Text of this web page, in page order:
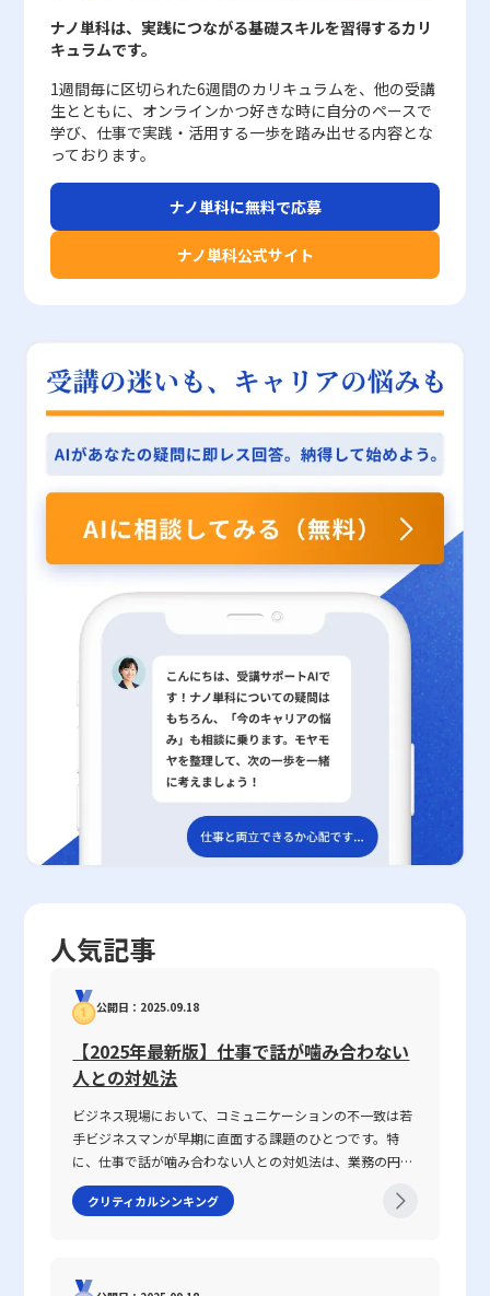
る位置を築いています。20代というキャリア初期の段階から、こ
のような体系的な手法を習得し実践することは、将来的な意思決定
力の向上や、組織全体の競争力強化に直結する重要なスキルとなる
でしょう。今後も業務環境や市場が急速に変動する中で、定量的か
つ論理的なアプローチはますます求められることから、デシジョン
ツリーの知識と技術の深化は、現代ビジネスマンにとって避けては
やCOUNTIF、COUNTIFS関数を通じた実践的な技法についても解説
し、視覚的にヒストグラムを生成するプロセスを紹介しました。
今後、ビジネスの現場において、ビッグデータやAI技術を駆使した
データ分析への需要がさらに高まる中、度数分布の理解とその活用
法は、データに基づく合理的な意思決定を支える重要なスキルとし
て位置付けられるでしょう。統計解析の基本となる度数分布の知識
ング戦略の策定、さらには製品開発におけるターゲット層の明確化
にも大きな影響を与えます。したがって、若手ビジネスマンがこの
スキルを早期に習得することは、将来的なキャリア形成や企業の競
争力向上に直結するものといえるでしょう。 以上のように、度数
業務の効率化や精緻なマーケティング戦略の構築を促進できること
り、今後のキャリアにおいて大きな武器となるはずです。 本記事
的な意思決定を行う上での一助となることを願っています。度数分
布の理論と実務的な作成方法を正確に理解し、将来的なビジネスシ
ーンでの活躍にぜひお役立てください。
強みです。また、システムの自動監視機能により、管理者は日々の
運用負荷を大幅に軽減でき、結果としてサーバーリソースの有効活
用にもつながります。 企業ネットワークにおいては、セキュリテ
ィレピュテーションを用いることで、次のような具体的なメリット
が得られます。まず第一に、広範なセキュリティ脅威に対して、リ
アルタイムで信頼性の低い通信を排除できるため、システム全体の
とで、日々のセキュリティ更新や手動チェックの必要性が大幅に削
減され、人的リソースの最適化が図られます。第三に、不要なトラ
フィックが削減される結果、サーバー負荷が低減され、サービスの
安定運用が実現されます。これらのメリットにより、企業はセキュ
テーションは過去のデータや実績に依存して評価が行われるため、
め、システム間での評価方法にばらつきが生じる場合もあります。
が低下するリスクも存在するため、常に個別の環境や状況に応じた
運用が求められます。 さらに、レピュテーションだけに依存する
セキュリティ対策は、万能ではなく、多層的なセキュリティアプロ
ーチとの併用が重要となります。具体的には、OSやシステムの定
期的な更新、Web無害化による悪意あるスクリプトの無効化、強
固なパスワード管理や多要素認証の実装、そして信頼性の高いセキ
ュリティ対策ソフトの導入などが挙げられます。これらの対策とレ
ピュテーションを組み合わせることで、より包括的かつ堅牢なセキ
ュリティ体制が構築され、万全のリスク管理が可能になるのです。
例えば、テレワークやリモートワークの普及に伴い、企業内部から
の情報漏洩や不正アクセスなど、新たなリスクへの対応も急務とな
っています。このような環境下では、単一の対策だけではなく、複
数のセキュリティソリューションを統合した運用が求められ、レピ
ュテーションはその一翼を担うものとして位置付けられています。
近年のサイバー攻撃の多様化や巧妙化を鑑みると、レピュテーショ
ンの自動監視機能が持つ有用性はさらに高まっていると言えるでし
ょう。 他のセキュリティ対策との連携と実践例 レピュテーション
リティパッチの適用を徹底することが第一歩です。また、Web無害
ことも非常に重要です。さらに、パスワード管理の徹底や多要素認
証の導入は、アカウントの不正アクセスを防ぐ上で必須の対策と考
えられます。 まとめ セキュリティ分野のレピュテーションは、企
業や個人が情報資産を保護するための強力なツールとして、ますま
す注目されています。本記事では、レピュテーションの基本概念、
具体的な仕組み、評価基準、さらにはドメイン、IP、Webといった
多角的な視点からの評価方法について解説しました。同時に、レピ
ュテーションの利用によって得られる幅広いセキュリティ強化効
果、運用負荷の軽減、ならびにサーバーリソースの最適化など、そ
のメリットにも触れました。一方で、最新の脅威に対する即時性
ことはない」との認識を持つことは、深刻な先延ばし癖の低減と密
接に関連していますが、単に楽観的に考えるだけでは十分な対策と
はなりません。まず、実務や学問においては、楽観的な認知と現実
的な状況判断とのバランスを保つことが求められます。過度な楽観
主義は、リスクや問題の先送り、さらには計画不全といった逆効果
を招く可能性があるため、現状認識と未来予測に基づく合理的な意
しては先延ばし癖との有意な関係が見られなかったため、幸福感そ
のものの増大だけでは先延ばし行動を改善するには不十分であるこ
とが示唆されています。つまり、未来に希望を抱くことは重要です
が、その実現のためには具体的な行動計画の策定や、現実的なスト
るには限界があることも留意すべきです。加えて、先延ばし行動の
み依存することは避け、複数の観点からのアプローチが今後の研究
する適切な期待感を醸成するための研修プログラムやキャリアカウ
ンセリングの充実が有用であり、個人が自らの時間観を再評価する
機会を提供することも、先延ばし行動の改善に向けた重要な取り組
みとなるでしょう。 まとめ 今回の研究は、先延ばし癖という現代
人が直面する重大な課題に対して、未来に対する楽観的な認識が如
何に効果的に機能するかという視点を提供しました。新たな指標で
ある「時系列的ストレス観」と「時系列的幸福観」を活用すること
で、過去から未来にかけての感情の変化を定量的に把握し、特に未
来に対する希望や楽観的思考が深刻な先延ばし行動を抑制する効果
を持つことが実証されました。この成果は、個々人が自己管理能力
を向上させ、より有意義な行動を選択する上での理論的根拠となる
と同時に、ビジネス分野や教育分野における実践的なアプローチの
構築にも寄与するものです。ただし、楽観的な未来認識を促すにあ
たっては、現実のリスクや課題を見据える姿勢とのバランスが必要
であり、十分なサポート体制の整備や多角的なアプローチが求めら
れます。今後は、現場における具体的な介入策の開発や個々人の時
間観を改善するためのプログラムの導入が、先延ばし行動のさらな
研究成果はいかなるビジネスパーソンにとっても貴重な示唆を与え
ョット目標9で示される「2050年までに精神的に豊かで躍動的な社
会を実現する」という長期ビジョンにおいても重要な一石を投じる
ものであり、今後の研究および実務においても継続的な検討と発展
が期待されます。
されるため、業務過程での努力や工夫、社員個々の成長過程が評価
に反映されにくく、場合によっては過度な成果主義やノルマ意識を
助長する恐れがあります。また、単なる数字だけでは状況の背景や
プロセスが把握できないため、評価結果に対して社員から不満やス
トレスが生じるケースも少なくありません。したがって、定量的評
価を導入する際には、達成数値を明確に設定すると同時に、業務全
必要があります。 定性的評価の特徴とそのメリット・デメリット
定性的評価は、数値では示しきれない多様な側面を捉えるために採
用される方法であり、特に人材マネジメントの分野においてその有
用性が高く評価されています。例えば、コミュニケーション能力、
リーダーシップ、企業理念への適合性など、明確な数値で測定する
ンといった質的側面を包括的に評価できること ・プロセスや行
動、意欲など、業績に至るまでの過程を評価することで、今後の課
題や改善点が見えてくること ・顧客の声や市場の反応など、フィ
ードバックから新たな戦略やサービス改善に結びつけることができ
る点 一方で、定性的評価には評価者の主観が大きく影響しやすい
というデメリットもあります。基準が明確でないために、評価基準
の統一や評価者間の認識の乖離が起こりやすく、結果として評価の
公平性に疑問が生じることがあります。また、どの程度の「質」が
高いと評価するか、具体的な数値化が困難な要素については、評価
の基準や尺度の設定が不十分な場合、社員間の納得感を得ることが
難しくなる可能性があります。こうした問題に対しては、多面的な
評価制度の導入や評価者間での認識統一を図るための教育・研修が
求められます。 定量的・定性的評価の使い分けと実践的活用法 ビ
ジネス現場では、定量的評価と定性的評価の双方をバランスよく活
用することが求められます。例えば、目標設定の段階では、具体的
な売上金額や契約件数などの定量目標を設定し、その達成度を数値
化することで、業務の進捗や成果を明確に把握することができま
す。これに対して、業務プロセスやチーム内のコミュニケーショ
ン、リーダーシップといった定性的な側面については、各メンバー
の自己評価や上司評価、または360度評価などを取り入れることに
より、より包括的な評価が実現可能となります。 定量的・定性的
の使い分けは、業種や業務内容、さらには企業文化によっても最適
満足度や従業員の創造性、チームワークなど、定性的な要素を重視
す。また、企業の成長段階や市場環境によっても評価手法を柔軟に
変更することが、持続的な改善と競争優位の確保につながります。
さらに、現代のビジネス環境ではデジタルツールの活用が進み、タ
レントマネジメントシステムなどを用いて社内データの一元化や見
える化が推進されています。これにより、定量的なデータだけでな
く、定性的なデータも効率的に収集・分析することが可能となり、
全体としての評価精度が向上します。デジタルツールの有効活用に
より、過去の業績だけでなく、将来の成長予測や課題抽出にもつな
言えるでしょう。 現代のグローバル化・デジタルトランスフォー
ナノ単科は、実践につながる基礎スキルを習得するカリ
キュラムです。
1週間毎に区切られた6週間のカリキュラムを、他の受講
生とともに、オンラインかつ好きな時に自分のペースで
学び、仕事で実践・活用する一歩を踏み出せる内容とな
っております。
ナノ単科に無料で応募
ナノ単科公式サイト
人気記事
公開日：2025.09.18
【2025年最新版】仕事で話が噛み合わない
人との対処法
ビジネス現場において、コミュニケーションの不一致は若
手ビジネスマンが早期に直面する課題のひとつです。特
に、仕事で話が噛み合わない人との対処法は、業務の円滑
な遂行や信頼関係の構築に直結する重要なテーマです。
2025年の現代において、情報の多様化や働き方の変化が進
では、なぜ「話が噛み合わない状態」が生じるのか、その
クリティカルシンキング